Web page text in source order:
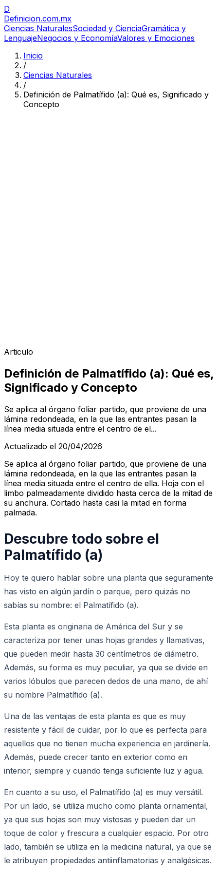
D
Definicion.com.mx
Ciencias NaturalesSociedad y CienciaGramática y
LenguajeNegocios y EconomíaValores y Emociones
Inicio
/
Ciencias Naturales
/
Definición de Palmatífido (a): Qué es, Significado y
Concepto
Articulo
Definición de Palmatífido (a): Qué es,
Significado y Concepto
Se aplica al órgano foliar partido, que proviene de una
lámina redondeada, en la que las entrantes pasan la
línea media situada entre el centro de el...
Actualizado el 20/04/2026
Se aplica al órgano foliar partido, que proviene de una
lámina redondeada, en la que las entrantes pasan la
línea media situada entre el centro de ella. Hoja con el
limbo palmeadamente dividido hasta cerca de la mitad de
su anchura. Cortado hasta casi la mitad en forma
palmada.
Descubre todo sobre el
Palmatífido (a)
Hoy te quiero hablar sobre una planta que seguramente
has visto en algún jardín o parque, pero quizás no
sabías su nombre: el Palmatífido (a).
Esta planta es originaria de América del Sur y se
caracteriza por tener unas hojas grandes y llamativas,
que pueden medir hasta 30 centímetros de diámetro.
Además, su forma es muy peculiar, ya que se divide en
varios lóbulos que parecen dedos de una mano, de ahí
su nombre Palmatífido (a).
Una de las ventajas de esta planta es que es muy
resistente y fácil de cuidar, por lo que es perfecta para
aquellos que no tienen mucha experiencia en jardinería.
Además, puede crecer tanto en exterior como en
interior, siempre y cuando tenga suficiente luz y agua.
En cuanto a su uso, el Palmatífido (a) es muy versátil.
Por un lado, se utiliza mucho como planta ornamental,
ya que sus hojas son muy vistosas y pueden dar un
toque de color y frescura a cualquier espacio. Por otro
lado, también se utiliza en la medicina natural, ya que se
le atribuyen propiedades antiinflamatorias y analgésicas.